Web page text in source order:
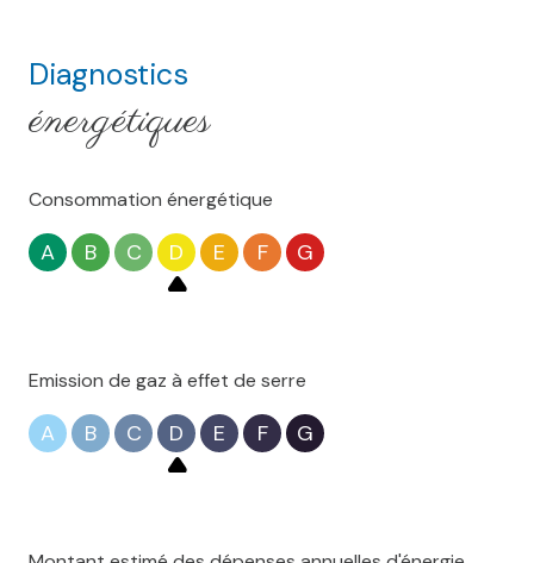
Diagnostics
énergétiques
Consommation énergétique
A B C D E F G
Emission de gaz à effet de serre
A B C D E F G